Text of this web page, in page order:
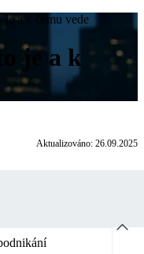
je a k čemu vede
je a k
Aktualizováno: 26.09.2025